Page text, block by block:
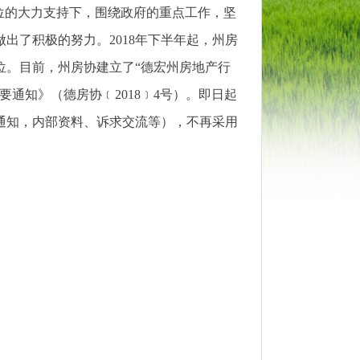
大力支持下，围绕政府的重点工作，坚
了积极的努力。2018年下半年起，州房
目前，州房协建立了“德宏州房地产行
通知》（德房协﹝2018﹞4号）。即日起
，内部资料、诉求交流等），不再采用